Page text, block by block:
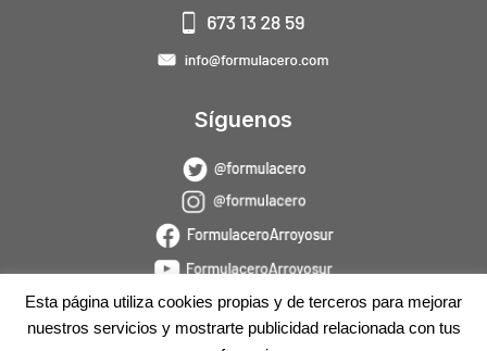
Síguenos
Esta página utiliza cookies propias y de terceros para mejorar
nuestros servicios y mostrarte publicidad relacionada con tus